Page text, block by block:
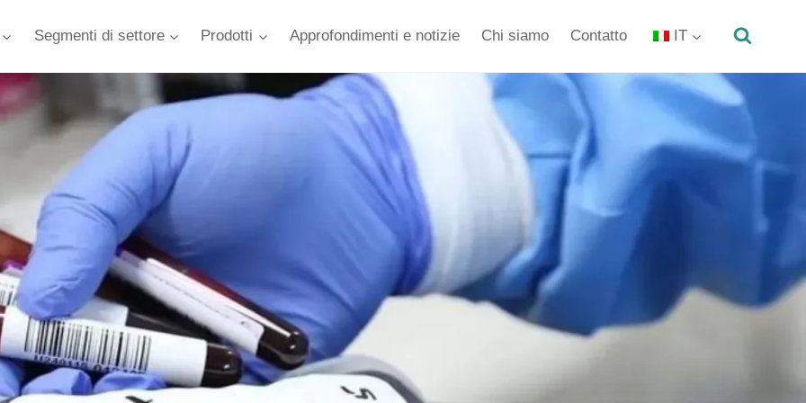
Segmenti di settore Prodotti Approfondimenti e notizie Chi siamo Contatto IT